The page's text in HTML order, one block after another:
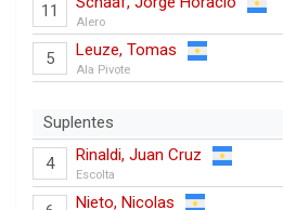
11
Alero
5 Leuze, Tomas
Ala Pivote
Suplentes
4 Rinaldi, Juan Cruz
Escolta
Nieto, Nicolas